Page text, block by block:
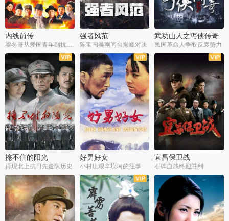
内线前传 强者风范
陈宝国吴刚同台巅峰对决
武功山人之丐侠传奇
民国革命人争取反袁势力
全38集
掩不住的阳光
再现北上抗日先遣队历史
全9集
好男好女
小村庄艰辛坎坷的往事
全35集
宜昌保卫战
石碑血战终迎胜利
全37集
全40集 全25集